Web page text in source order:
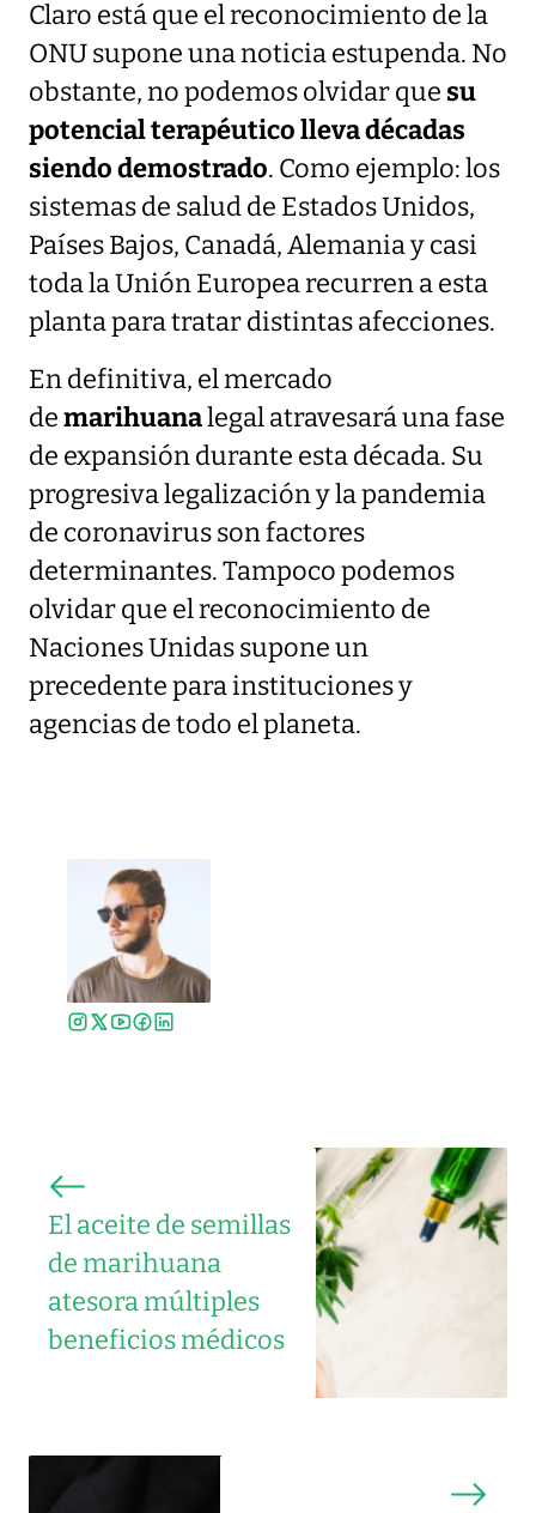
Claro está que el reconocimiento de la
ONU supone una noticia estupenda. No
obstante, no podemos olvidar que su
potencial terapéutico lleva décadas
siendo demostrado. Como ejemplo: los
sistemas de salud de Estados Unidos,
Países Bajos, Canadá, Alemania y casi
toda la Unión Europea recurren a esta
planta para tratar distintas afecciones.
En definitiva, el mercado
demarihuanalegal atravesará una fase
de expansión durante esta década. Su
progresiva legalización y la pandemia
de coronavirus son factores
determinantes. Tampoco podemos
olvidar que el reconocimiento de
Naciones Unidas supone un
precedente para instituciones y
agencias de todo el planeta.
El aceite de semillas
de marihuana
atesora múltiples
beneficios médicos